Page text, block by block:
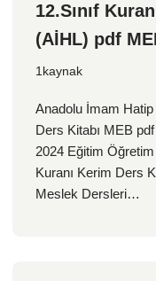
12.Sınıf
(AİHL) pdf
1kaynak
Anadolu İmam Hatip
Ders Kitabı MEB
2024 Eğitim Öğretim
Kuranı Kerim Ders
Meslek Dersleri…